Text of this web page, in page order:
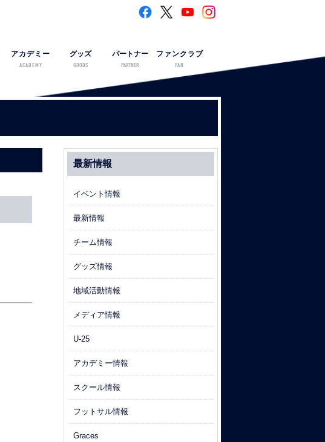
アカデミー
ACADEMY
グッズ
GOODS
パートナー
PARTNER
ファンクラブ
FAN
最新情報
イベント情報
最新情報
チーム情報
グッズ情報
地域活動情報
メディア情報
U-25
アカデミー情報
スクール情報
フットサル情報
Graces